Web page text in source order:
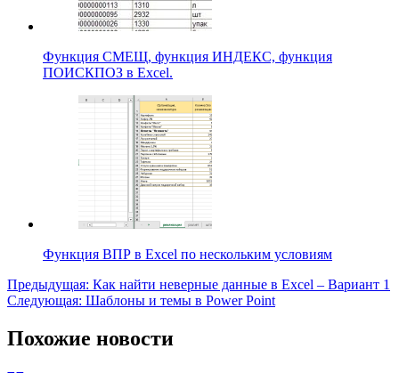
Функция СМЕЩ, функция ИНДЕКС, функция
ПОИСКПОЗ в Excel.
Функция ВПР в Excel по нескольким условиям
Навигация
по
записям
Предыдущая: Как найти неверные данные в Excel – Вариант 1
Следующая: Шаблоны и темы в Power Point
Похожие новости